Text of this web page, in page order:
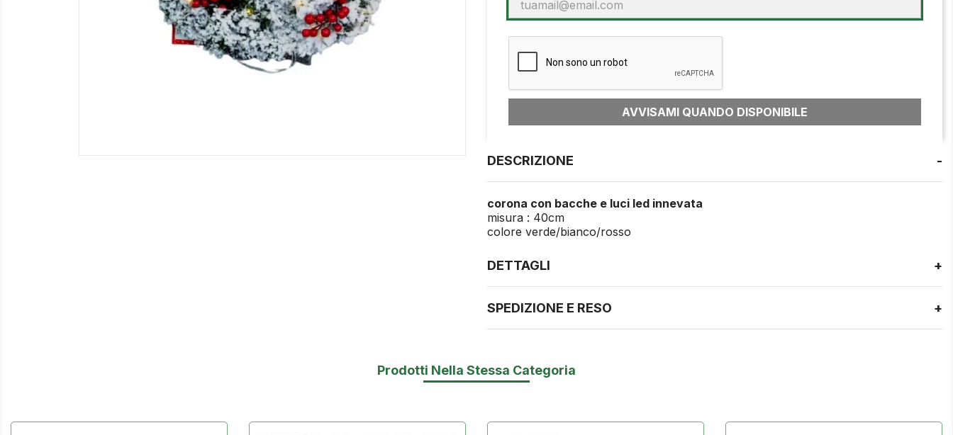
AVVISAMI QUANDO DISPONIBILE
DESCRIZIONE -
corona con bacche e luci led innevata
misura : 40cm
colore verde/bianco/rosso
DETTAGLI +
SPEDIZIONE E RESO +
Prodotti Nella Stessa Categoria